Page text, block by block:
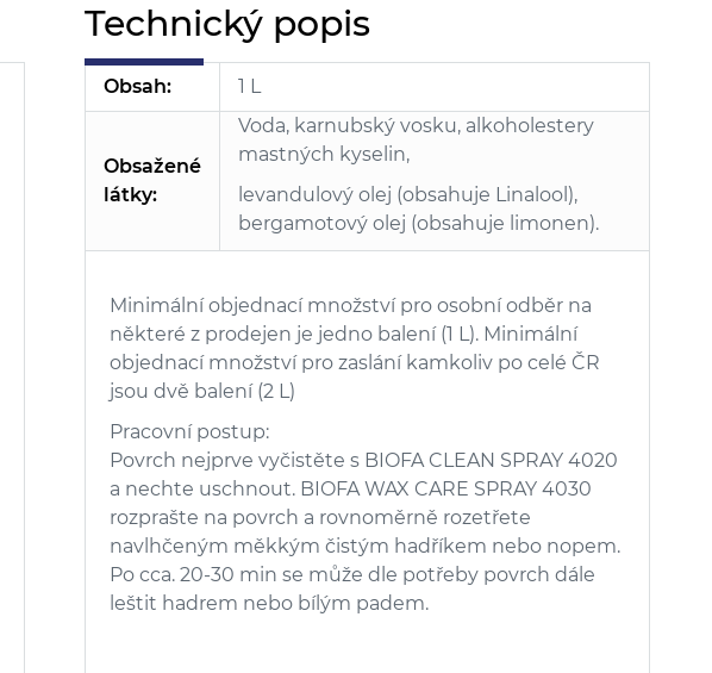
Technický popis
Obsah: 1 L
Obsažené
látky:
Voda, karnubský vosku, alkoholestery
mastných kyselin,
levandulový olej (obsahuje Linalool),
bergamotový olej (obsahuje limonen).
Minimální objednací množství pro osobní odběr na
některé z prodejen je jedno balení (1 L). Minimální
objednací množství pro zaslání kamkoliv po celé ČR
jsou dvě balení (2 L)
Pracovní postup:
Povrch nejprve vyčistěte s BIOFA CLEAN SPRAY 4020
a nechte uschnout. BIOFA WAX CARE SPRAY 4030
rozprašte na povrch a rovnoměrně rozetřete
navlhčeným měkkým čistým hadříkem nebo nopem.
Po cca. 20-30 min se může dle potřeby povrch dále
leštit hadrem nebo bílým padem.